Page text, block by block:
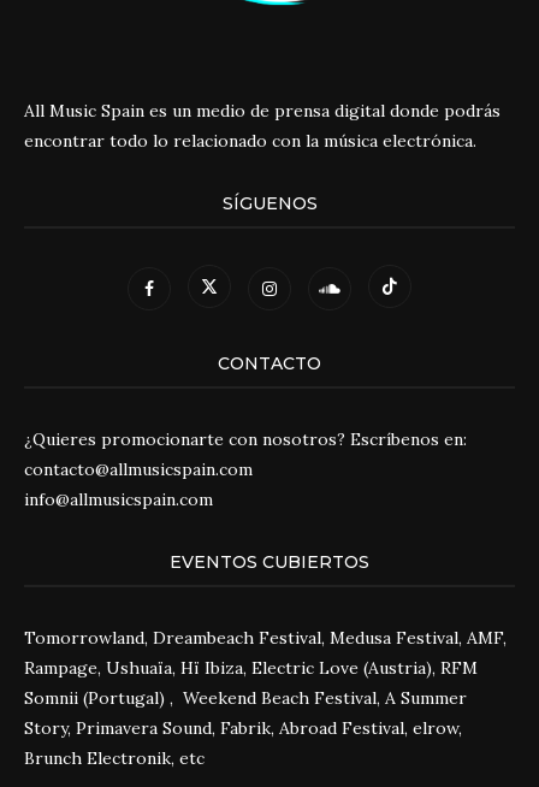
All Music Spain es un medio de prensa digital donde podrás
encontrar todo lo relacionado con la música electrónica.
SÍGUENOS
CONTACTO
¿Quieres promocionarte con nosotros? Escríbenos en:
contacto@allmusicspain.com
info@allmusicspain.com
EVENTOS CUBIERTOS
Tomorrowland, Dreambeach Festival, Medusa Festival, AMF,
Rampage, Ushuaïa, Hï Ibiza, Electric Love (Austria), RFM
Somnii (Portugal) , Weekend Beach Festival, A Summer
Story, Primavera Sound, Fabrik, Abroad Festival, elrow,
Brunch Electronik, etc